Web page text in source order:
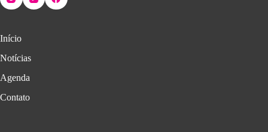
Início
Notícias
Agenda
Contato